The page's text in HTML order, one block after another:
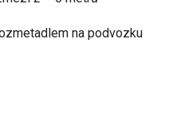
na podvozku